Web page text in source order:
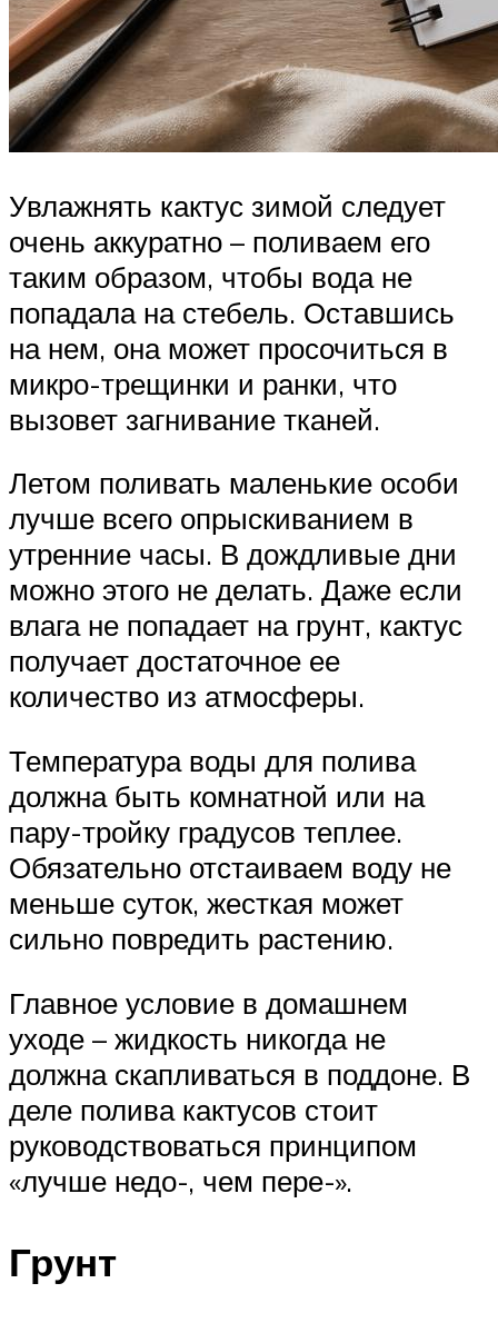
Увлажнять кактус зимой следует
очень аккуратно – поливаем его
таким образом, чтобы вода не
попадала на стебель. Оставшись
на нем, она может просочиться в
микро-трещинки и ранки, что
вызовет загнивание тканей.
Летом поливать маленькие особи
лучше всего опрыскиванием в
утренние часы. В дождливые дни
можно этого не делать. Даже если
влага не попадает на грунт, кактус
получает достаточное ее
количество из атмосферы.
Температура воды для полива
должна быть комнатной или на
пару-тройку градусов теплее.
Обязательно отстаиваем воду не
меньше суток, жесткая может
сильно повредить растению.
Главное условие в домашнем
уходе – жидкость никогда не
должна скапливаться в поддоне. В
деле полива кактусов стоит
руководствоваться принципом
«лучше недо-, чем пере-».
Грунт